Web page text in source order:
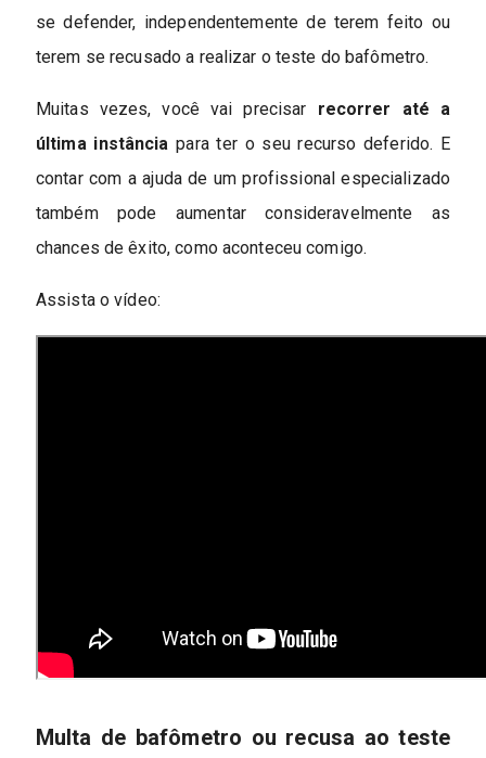
se defender, independentemente de terem feito ou
terem se recusado a realizar o teste do bafômetro.
Muitas vezes, você vai precisar recorrer até a
última instância para ter o seu recurso deferido. E
contar com a ajuda de um profissional especializado
também pode aumentar consideravelmente as
chances de êxito, como aconteceu comigo.
Assista o vídeo:
Multa de bafômetro ou recusa ao teste